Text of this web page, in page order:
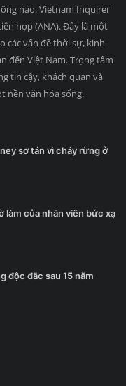
nào. Vietnam Inquirer
hợp (ANA). Đây là một
các vấn đề thời sự, kinh
đến Việt Nam. Trọng tâm
tin cậy, khách quan và
nền văn hóa sống.
sơ tán vì cháy rừng ở
làm của nhân viên bức xạ
độc đắc sau 15 năm